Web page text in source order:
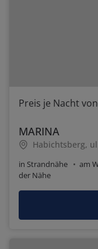
Preis je Nacht
MARINA
Habichtsberg,
in Strandnähe am
der Nähe